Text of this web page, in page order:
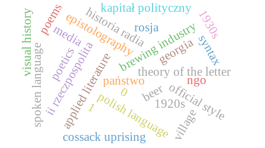
brewing industry
beer
theory of the letter
epistolography
applied literature
historia radia
ii rzeczpospolita
media
państwo
0
syntax
polish language
spoken language
rosja
kapitał polityczny
official style
village
poetics
poems
georgia
1
cossack uprising
visual history
1920s
1930s
ngo